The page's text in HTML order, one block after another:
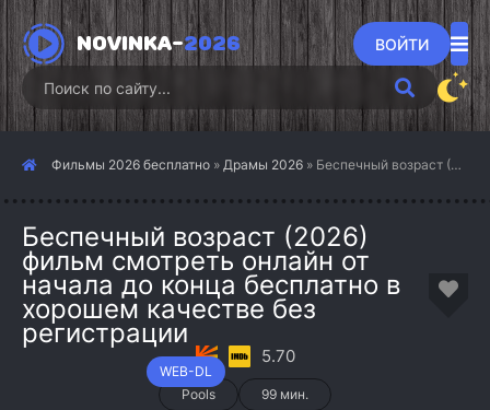
NOVINKA-2026 ВОЙТИ
Фильмы 2026 бесплатно » Драмы 2026 » Беспечный возраст (2026)
Беспечный возраст (2026)
фильм смотреть онлайн от
начала до конца бесплатно в
хорошем качестве без
регистрации
WEB-DL
5.70
Pools 99 мин.